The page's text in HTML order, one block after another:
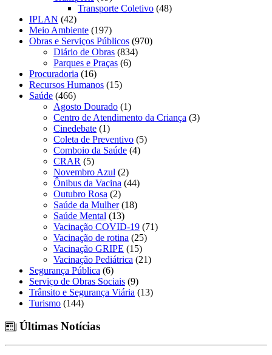
Transporte Coletivo (48)
IPLAN (42)
Meio Ambiente (197)
Obras e Serviços Públicos (970)
Diário de Obras (834)
Parques e Praças (6)
Procuradoria (16)
Recursos Humanos (15)
Saúde (466)
Agosto Dourado (1)
Centro de Atendimento da Criança (3)
Cinedebate (1)
Coleta de Preventivo (5)
Comboio da Saúde (4)
CRAR (5)
Novembro Azul (2)
Ônibus da Vacina (44)
Outubro Rosa (2)
Saúde da Mulher(18)
Saúde Mental (13)
Vacinação COVID-19 (71)
Vacinação de rotina (25)
Vacinação GRIPE (15)
Vacinação Pediátrica (21)
Segurança Pública (6)
Serviço de Obras Sociais (9)
Trânsito e Segurança Viária (13)
Turismo (144)
Últimas Notícias